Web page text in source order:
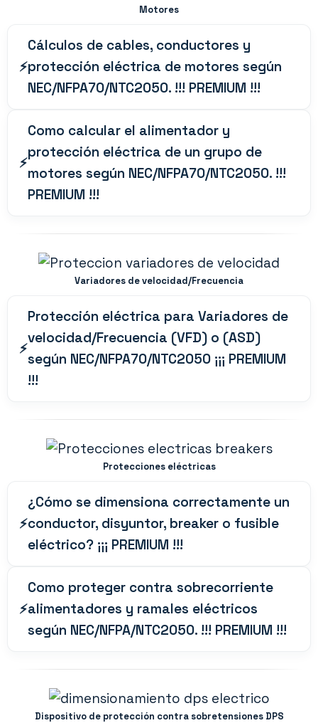
Motores
Cálculos de cables, conductores y
protección eléctrica de motores según
NEC/NFPA70/NTC2050. !!! PREMIUM !!!
Como calcular el alimentador y
protección eléctrica de un grupo de
motores según NEC/NFPA70/NTC2050. !!!
PREMIUM !!!
Variadores de velocidad/Frecuencia
Protección eléctrica para Variadores de
velocidad/Frecuencia (VFD) o (ASD)
según NEC/NFPA70/NTC2050 ¡¡¡ PREMIUM
!!!
Protecciones eléctricas
¿Cómo se dimensiona correctamente un
conductor, disyuntor, breaker o fusible
eléctrico? ¡¡¡ PREMIUM !!!
Como proteger contra sobrecorriente
alimentadores y ramales eléctricos
según NEC/NFPA/NTC2050. !!! PREMIUM !!!
Dispositivo de protección contra sobretensiones DPS